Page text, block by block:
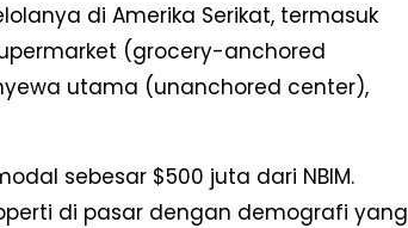
di Amerika Serikat, termasuk
(grocery-anchored
utama (unanchored center),
sebesar $500 juta dari NBIM.
di pasar dengan demografi yang